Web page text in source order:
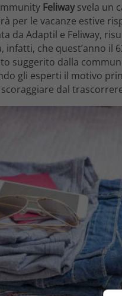
Feliwaysvela un
per le vacanze estive
da Adaptil e Feliway,
infatti, che quest’anno
suggerito dalla
gli esperti il motivo
dal